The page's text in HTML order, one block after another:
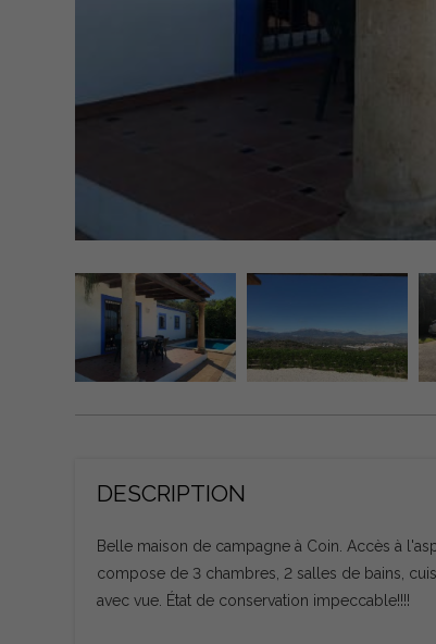
DESCRIPTION
Belle maison de campagne à Coin. Accès à
compose de 3 chambres, 2 salles de bains,
avec vue. État de conservation impeccable!!!!